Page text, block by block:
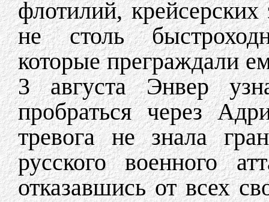
флотилий,
не столь
которые преграждали
3 августа Энвер
пробраться через
тревога не знала
русского военного
отказавшись от всех